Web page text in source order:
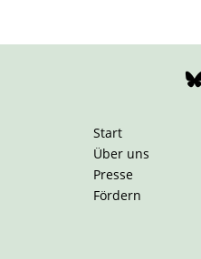
Start
Über uns
Presse
Fördern